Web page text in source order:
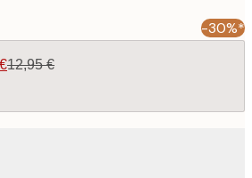
-30%*
12,95 €